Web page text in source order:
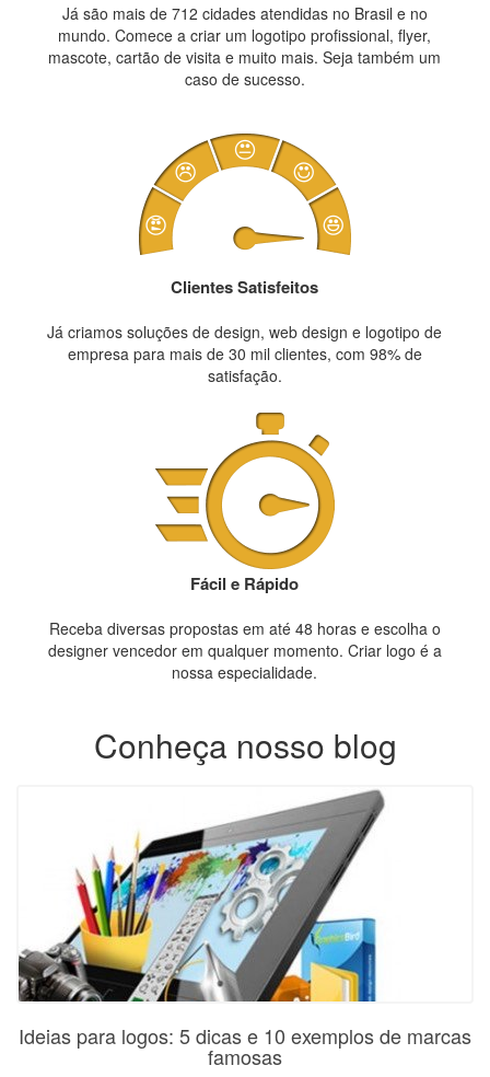
Já são mais de 712 cidades atendidas no Brasil e no
mundo. Comece a criar um logotipo profissional, flyer,
mascote, cartão de visita e muito mais. Seja também um
caso de sucesso.
Clientes Satisfeitos
Já criamos soluções de design, web design e logotipo de
empresa para mais de 30 mil clientes, com 98% de
satisfação.
Fácil e Rápido
Receba diversas propostas em até 48 horas e escolha o
designer vencedor em qualquer momento. Criar logo é a
nossa especialidade.
Conheça nosso blog
Ideias para logos: 5 dicas e 10 exemplos de marcas
famosas